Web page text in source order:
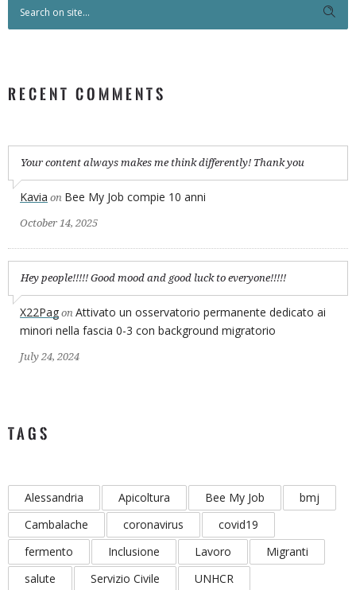
RECENT COMMENTS
Your content always makes me think differently! Thank you
Kavia on Bee My Job compie 10 anni
October 14, 2025
Hey people!!!!! Good mood and good luck to everyone!!!!!
X22Pag on Attivato un osservatorio permanente dedicato ai
minori nella fascia 0-3 con background migratorio
July 24, 2024
TAGS
Alessandria Apicoltura Bee My Job
bmj
Cambalache
coronavirus
covid19
fermento
Inclusione Lavoro
Migranti
salute
Servizio Civile
UNHCR